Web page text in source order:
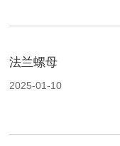
法兰螺母
2025-01-10